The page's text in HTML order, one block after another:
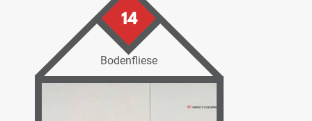
14
Bodenfliese